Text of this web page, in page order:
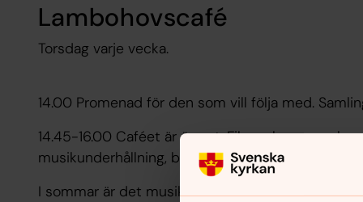
Lambohovscafé
Torsdag varje vecka.
14.00 Promenad för den som vill följa med.
14.45-16.00 Caféet är öppet. Fika och
musikunderhållning, bingo eller någon annan
I sommar är det musikcafé vid tre tillfällen: 18